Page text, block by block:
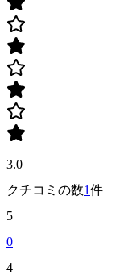
3.0
クチコミの数1件
5
0
4